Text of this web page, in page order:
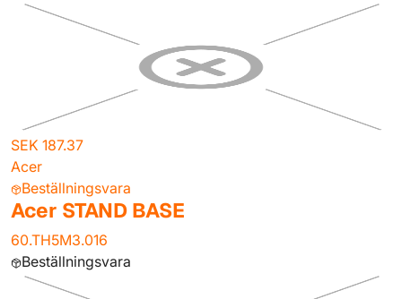
SEK 187.37
Acer
Beställningsvara
Acer STAND BASE
60.TH5M3.016
Beställningsvara